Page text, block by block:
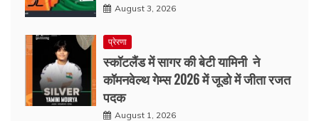
August 3, 2026
प्रेरणा
स्कॉटलैंड में सागर की बेटी यामिनी ने
कॉमनवेल्थ गेम्स 2026 में जूडो में जीता रजत
पदक
August 1, 2026